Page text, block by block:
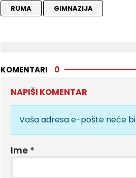
RUMA GIMNAZIJA
KOMENTARI 0
NAPIŠI KOMENTAR
Vaša adresa e-pošte neće
Ime *